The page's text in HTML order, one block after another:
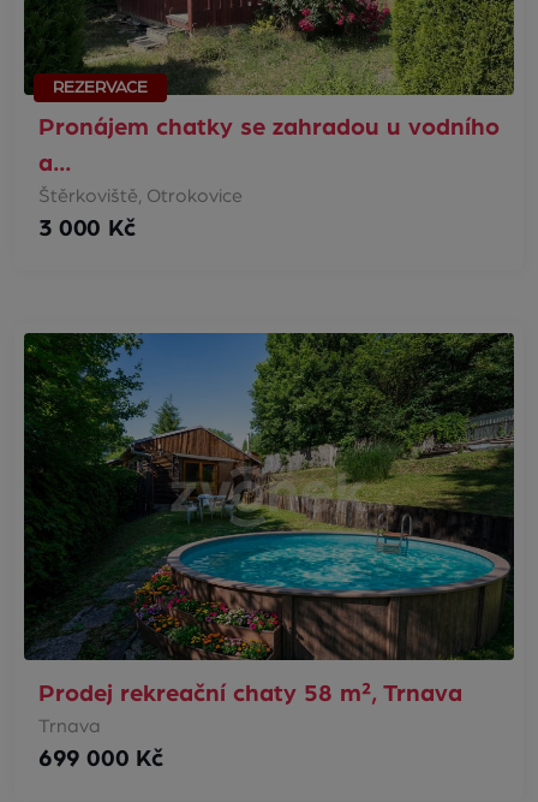
REZERVACE
Pronájem chatky se zahradou u vodního
a…
Štěrkoviště, Otrokovice
3 000 Kč
Prodej rekreační chaty 58 m², Trnava
Trnava
699 000 Kč